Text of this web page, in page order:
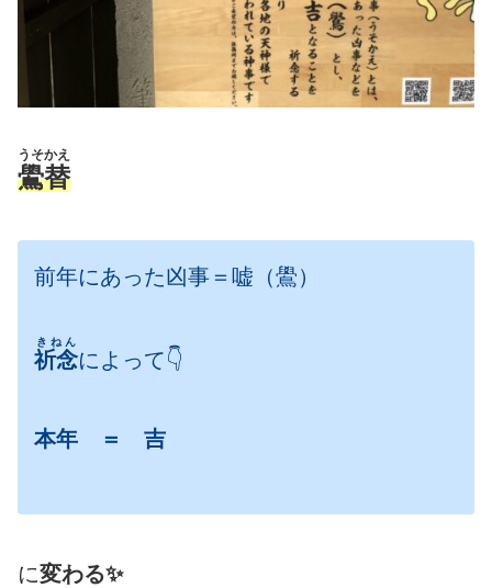
鷽替
うそかえ
前年にあった凶事＝嘘（鷽）
祈念
きねん
によって👇
本年 ＝ 吉
に変わる✨